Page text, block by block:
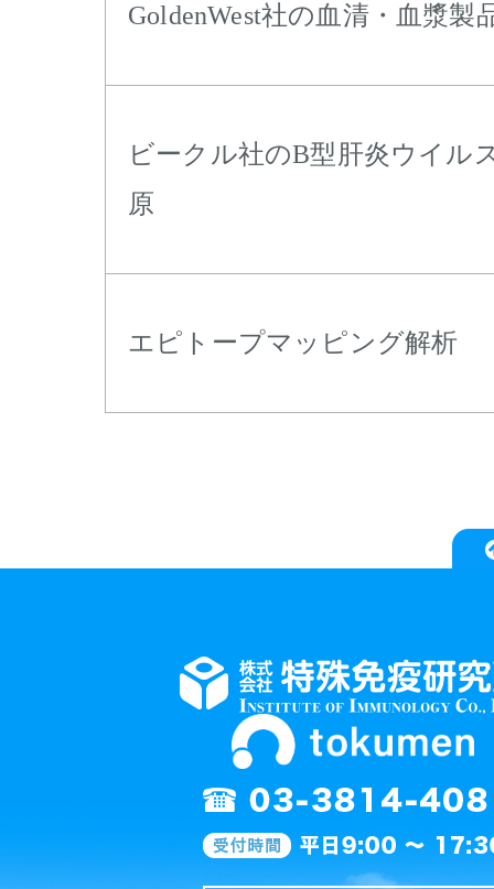
GoldenWest社の血清・血漿製
ビークル社のB型肝炎ウイル
原
エピトープマッピング解析